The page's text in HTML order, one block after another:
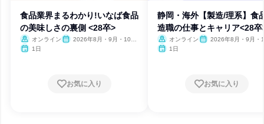
食品業界まるわかり!いなば食品
の美味しさの裏側 <28卒>
オンライン
2026年8月・9月・10
1日
お気に入り
静岡・海外【製造/理系】食
造職の仕事とキャリア<28卒
オンライン
2026年8月・9月・
1日
お気に入り